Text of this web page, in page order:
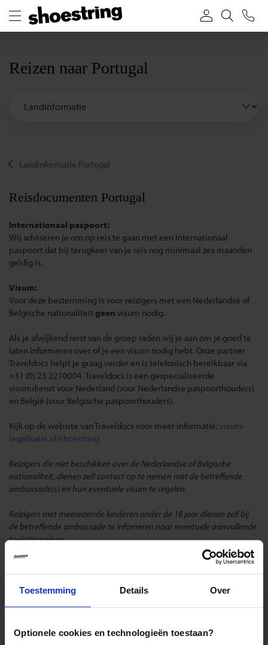
Toestemming Details Over
Optionele cookies en technologieën toestaan?
Reizen naar Portugal
Landinformatie Portugal
Reisdocumenten Portugal
Internationaal paspoort:
Wij adviseren je om op reis te gaan met een internationaal
paspoort dat bij terugkeer van je reis nog minimaal zes maanden
geldig is.
Visum:
Voor deze bestemming is voor reizigers met een Nederlandse of
Belgische nationaliteit geen visum nodig.
Als je afwijkend reist van de groep raden wij je aan om je goed te
laten informeren over of je een visum nodig hebt. Onze partner
Traveldocs helpt je graag verder en is telefonisch bereikbaar via
+31 (0) 23 2210004. Traveldocs is een gespecialiseerde
visumdienst voor Nederland (voor Nederlandse paspoorthouders)
en België (voor Belgische paspoorthouders).
Kijk op de website van Traveldocs voor meer informatie: visum-
legalisatie.nl/shoestring
Reizigers die niet beschikken over de Nederlandse of Belgische
nationaliteit, dienen zelf contact op te nemen met de betreffende
ambassade(s) en hun eventuele visum te regelen.
Reizigers met meereizende kinderen onder de 18 jaar dienen zelf bij
de betreffende ambassade te infomeren naar eventuele aanvullende
toelatingseisen.
Reizen met Shoestring